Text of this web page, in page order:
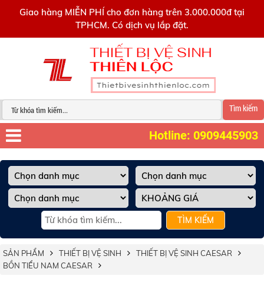
Giao hàng MIỄN PHÍ cho đơn hàng trên 3.000.000đ tại
TPHCM. Có dịch vụ lắp đặt.
Tìm kiếm
Hotline: 0909445903
TÌM KIẾM
SẢN PHẨM THIẾT BỊ VỆ SINH
THIẾT BỊ VỆ SINH CAESAR
BỒN TIỂU NAM CAESAR
0909445903